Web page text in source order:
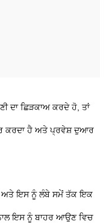
ਦਾ ਛਿੜਕਾਅ ਕਰਦੇ ਹੋ, ਤਾਂ
ਕਰਦਾ ਹੈ ਅਤੇ ਪ੍ਰਵੇਸ਼ ਦੁਆਰ
ਅਤੇ ਇਸ ਨੂੰ ਲੰਬੇ ਸਮੇਂ ਤੱਕ ਇਕ
ਇਸ ਨੂੰ ਬਾਹਰ ਆਉਣ ਵਿਚ